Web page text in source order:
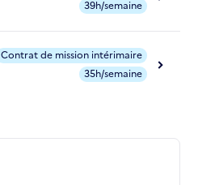
39h/semaine
Contrat de mission intérimaire
35h/semaine